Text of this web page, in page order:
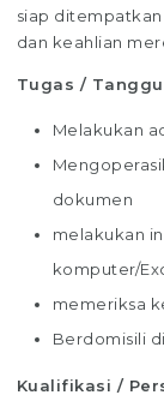
siap
dan keahlian
Tugas /
Melakukan
dokumen
melakukan
komputer/
memeriksa
Berdomisili
Kualifikasi /